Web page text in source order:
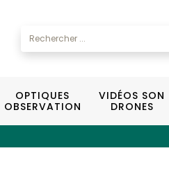
OPTIQUES
OBSERVATION
VIDÉOS SON
DRONES